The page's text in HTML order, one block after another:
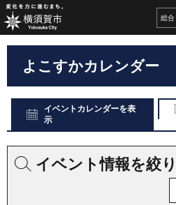
総合
よこすかカレンダー
イベントカレンダーを表
示
イベント情報を絞